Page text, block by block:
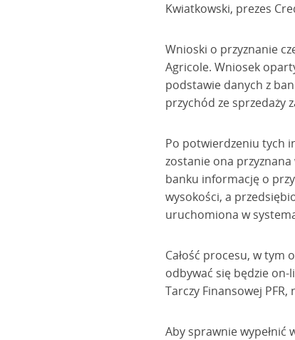
Kwiatkowski, prezes
Wnioski o przyznanie
Agricole. Wniosek
podstawie danych z
przychód ze sprzedaży
Po potwierdzeniu tych
zostanie ona
banku informację o
wysokości, a
uruchomiona w
Całość procesu, w tym
odbywać się będzie on-
Tarczy Finansowej
Aby sprawnie